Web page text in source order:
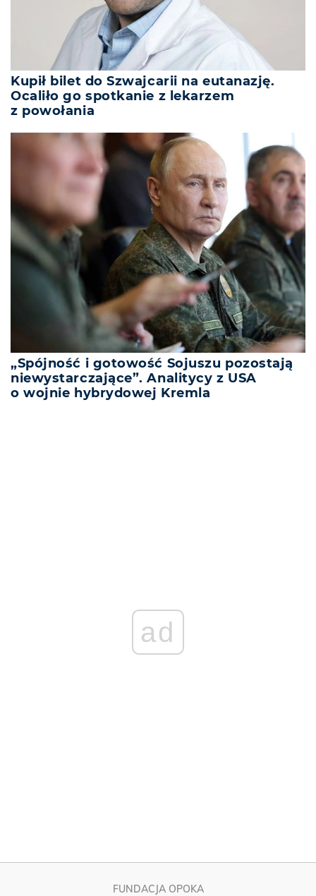
Kupił bilet do Szwajcarii na eutanazję.
Ocaliło go spotkanie z lekarzem
z powołania
„Spójność i gotowość Sojuszu pozostają
niewystarczające”. Analitycy z USA
o wojnie hybrydowej Kremla
FUNDACJA OPOKA